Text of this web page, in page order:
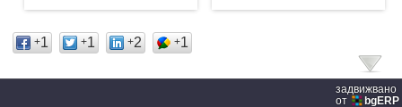
+1 +1 +2 +1
задвижвано
от
bgERP